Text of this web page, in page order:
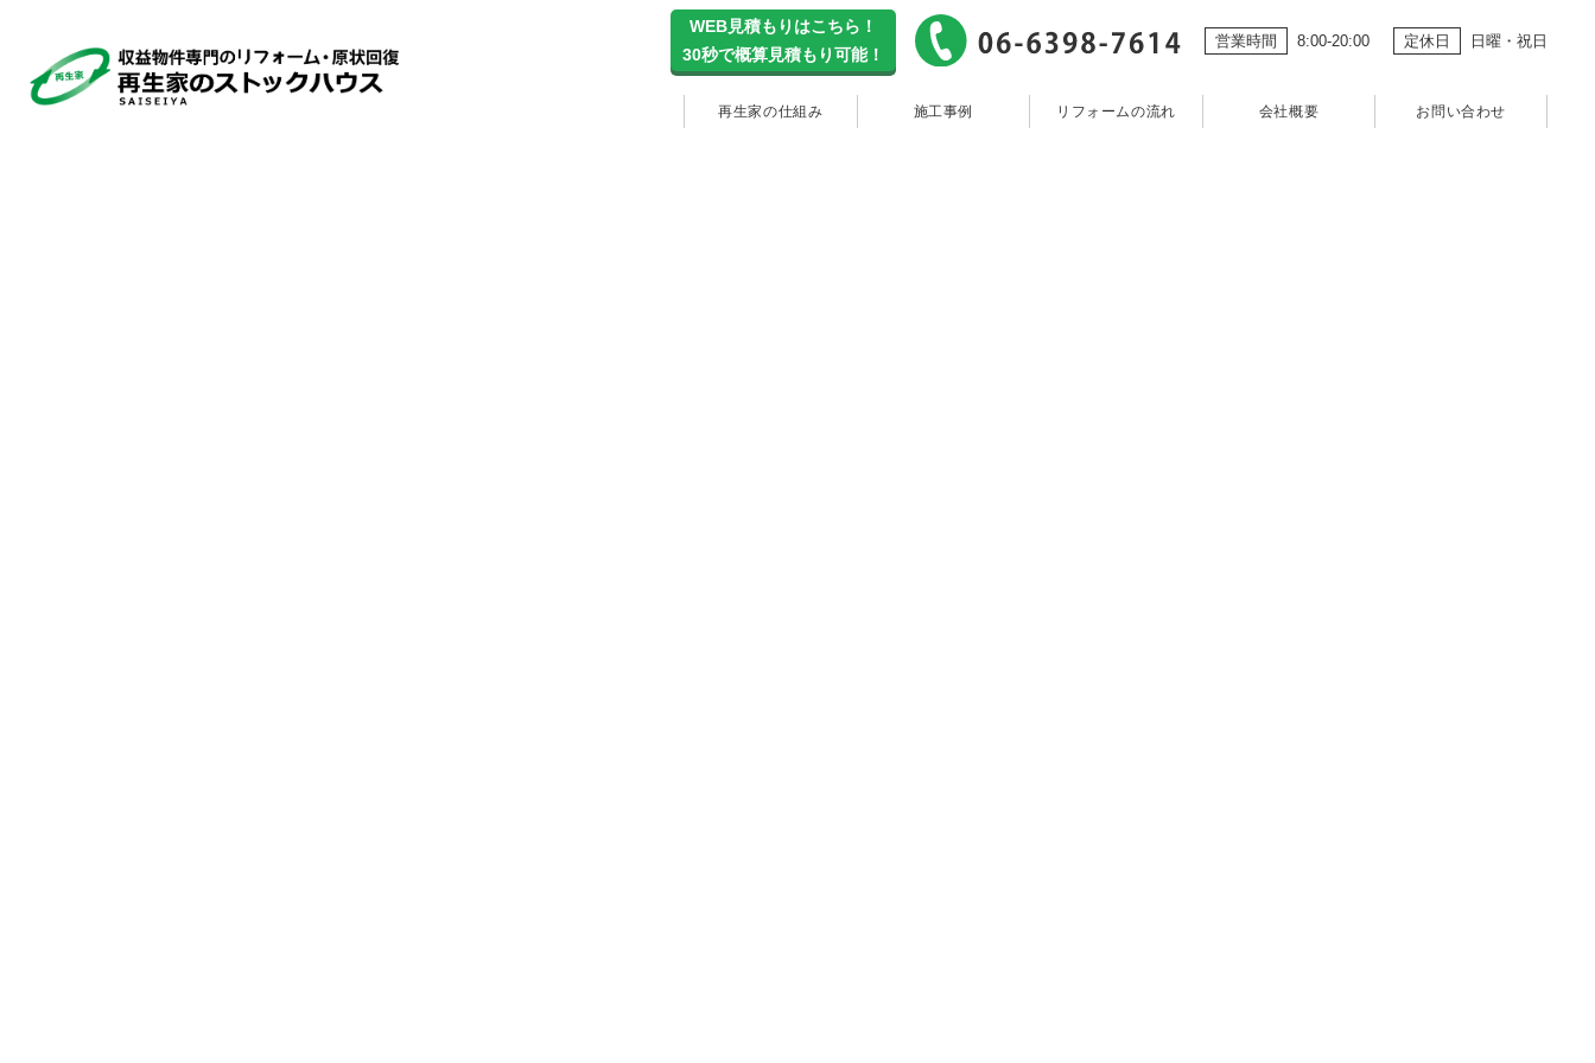
WEB見積もりはこちら！
30秒で概算見積もり可能！
営業時間 8:00-20:00 定休日 日曜・祝日
再生家の仕組み 施工事例 リフォームの流れ 会社概要 お問い合わせ
再生家の仕組み 施工事例 リフォームの流れ 会社概要 お問い合わせ